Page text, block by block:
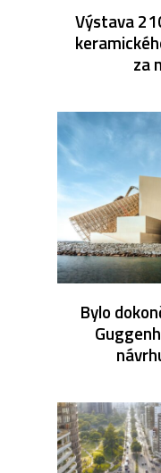
Výstava
za
Bylo